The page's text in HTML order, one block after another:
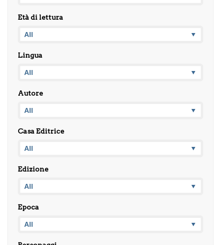
Età di lettura
Lingua
Autore
Casa Editrice
Edizione
Epoca